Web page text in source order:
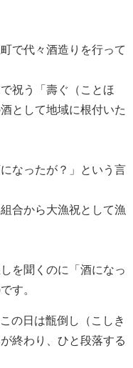
で代々酒造りを行って
祝う「壽ぐ（ことほ
として地域に根付いた
なったが？」という言
合から大漁祝として漁
を聞くのに「酒になっ
す。
の日は甑倒し（こしき
終わり、ひと段落する